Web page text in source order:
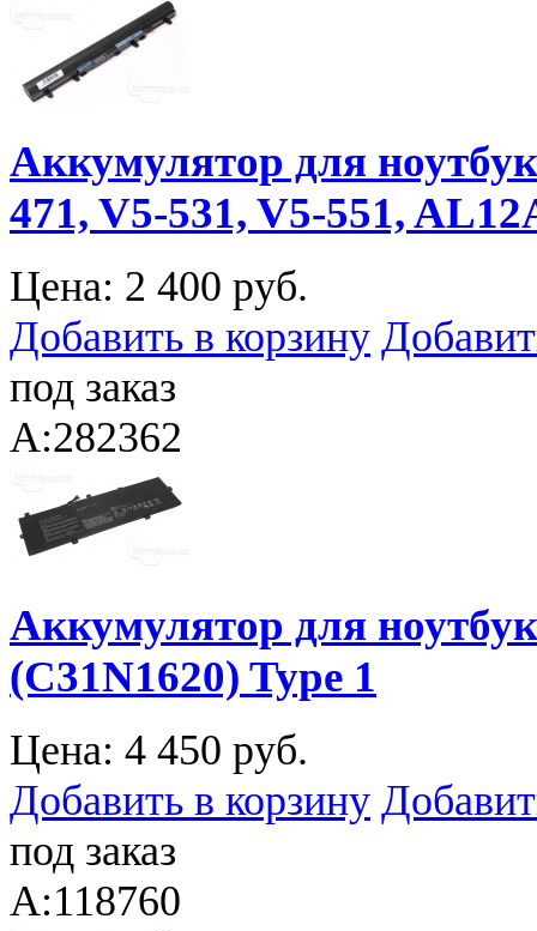
Аккумулятор для
471, V5-531, V5-551,
Цена: 2 400 руб.
Добавить в корзину
под заказ
A:282362
Аккумулятор для
(C31N1620) Type 1
Цена: 4 450 руб.
Добавить в корзину
под заказ
A:118760